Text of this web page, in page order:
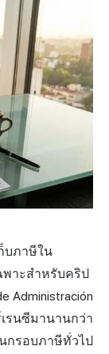
บภาษีใน
าะสำหรับคริป
Administración
นซีมานานกว่า
กรอบภาษีทั่วไป